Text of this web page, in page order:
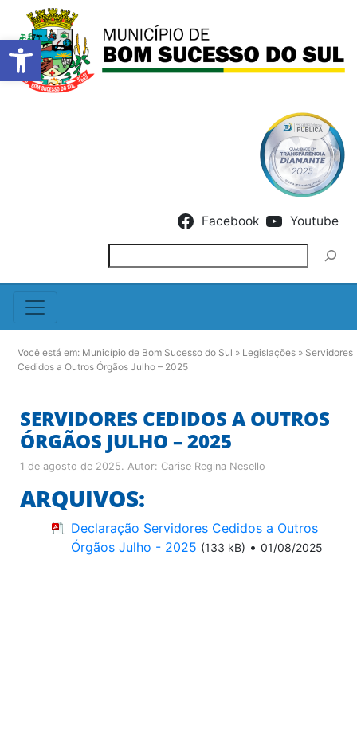
Barra de Ferramentas
Facebook Youtube
Você está em: Município de Bom Sucesso do Sul » Legislações » Servidores
Cedidos a Outros Órgãos Julho – 2025
SERVIDORES CEDIDOS A OUTROS
ÓRGÃOS JULHO – 2025
1 de agosto de 2025. Autor: Carise Regina Nesello
ARQUIVOS:
Declaração Servidores Cedidos a Outros
Órgãos Julho - 2025 (133 kB) • 01/08/2025